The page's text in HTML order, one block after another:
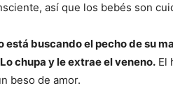
así que los bebés son
está buscando el pecho de su
chupa y le extrae el veneno. El
beso de amor.